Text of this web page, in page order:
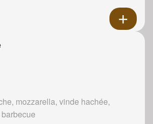
mozzarella, vinde hachée,